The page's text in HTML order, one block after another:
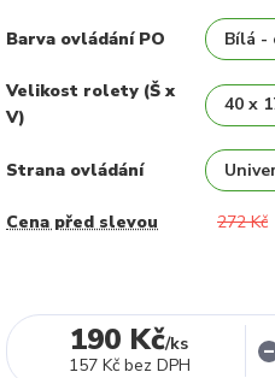
Barva ovládání PO
Velikost rolety (Š x
V)
Strana ovládání
Cena před slevou 272 Kč
190 Kč/ks
157 Kč bez DPH